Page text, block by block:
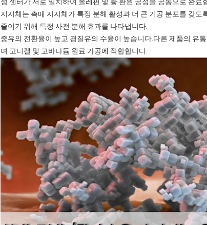
성 센터가 서로 일치하여 올레핀 및 황 환원 공정을 공동으로 완료
지지체는 촉매 지지체가 특정 분해 활성과 더 큰 기공 분포를 갖
줄이기 위해 특정 사전 분해 효과를 나타냅니다.
중유의 전환율이 높고 경질유의 수율이 높습니다.다른 제품의 유
며 고니켈 및 고바나듐 원료 가공에 적합합니다.